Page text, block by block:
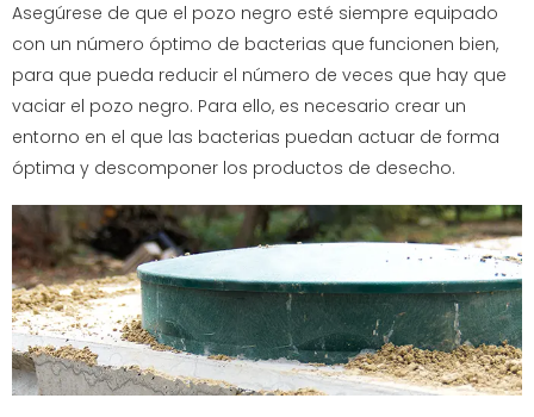
Asegúrese de que el pozo negro esté siempre equipado
con un número óptimo de bacterias que funcionen bien,
para que pueda reducir el número de veces que hay que
vaciar el pozo negro. Para ello, es necesario crear un
entorno en el que las bacterias puedan actuar de forma
óptima y descomponer los productos de desecho.